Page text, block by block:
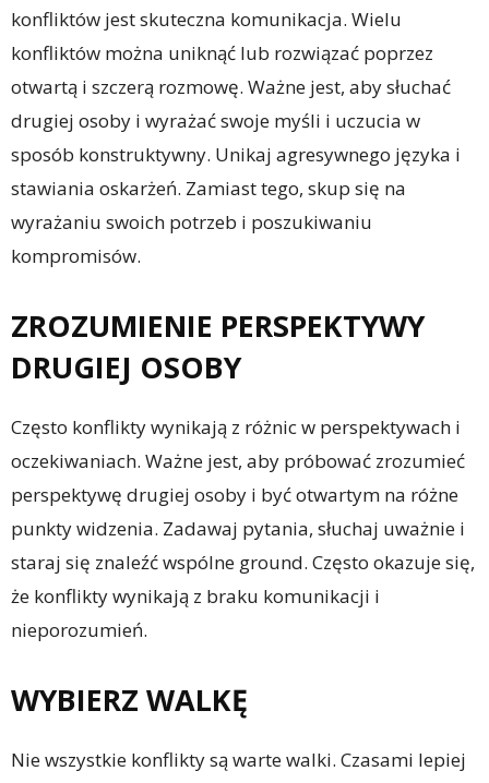
konfliktów jest skuteczna komunikacja. Wielu
konfliktów można uniknąć lub rozwiązać poprzez
otwartą i szczerą rozmowę. Ważne jest, aby słuchać
drugiej osoby i wyrażać swoje myśli i uczucia w
sposób konstruktywny. Unikaj agresywnego języka i
stawiania oskarżeń. Zamiast tego, skup się na
wyrażaniu swoich potrzeb i poszukiwaniu
kompromisów.
ZROZUMIENIE PERSPEKTYWY
DRUGIEJ OSOBY
Często konflikty wynikają z różnic w perspektywach i
oczekiwaniach. Ważne jest, aby próbować zrozumieć
perspektywę drugiej osoby i być otwartym na różne
punkty widzenia. Zadawaj pytania, słuchaj uważnie i
staraj się znaleźć wspólne ground. Często okazuje się,
że konflikty wynikają z braku komunikacji i
nieporozumień.
WYBIERZ WALKĘ
Nie wszystkie konflikty są warte walki. Czasami lepiej